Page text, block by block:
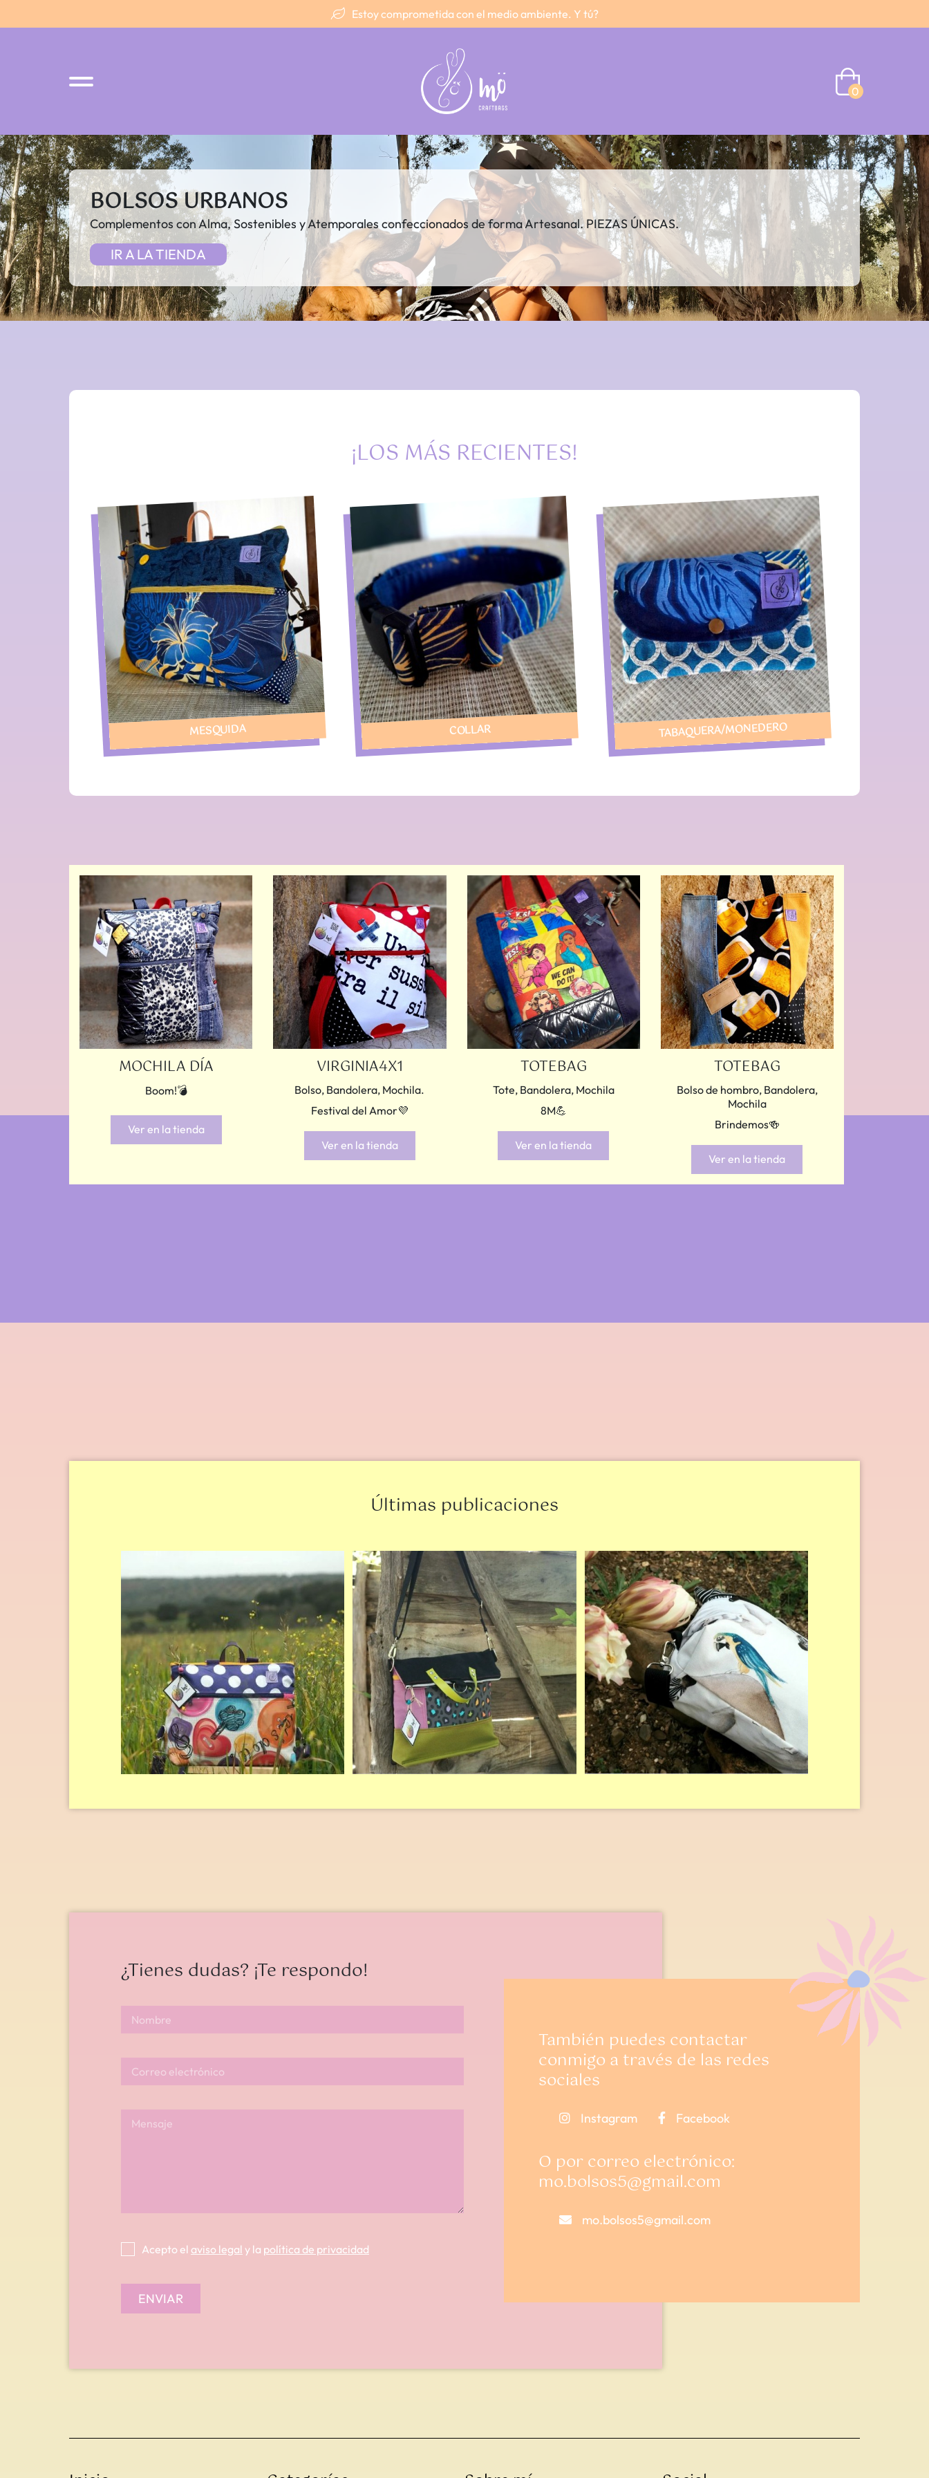
Estoy comprometida con el medio ambiente. Y tú?
0
BOLSOS URBANOS
Complementos con Alma, Sostenibles y Atemporales confeccionados de forma Artesanal. PIEZAS ÚNICAS.
IR A LA TIENDA
¡LOS MÁS RECIENTES!
MESQUIDA COLLAR TABAQUERA/MONEDERO
MOCHILA DÍA
Boom!💣
Ver en la tienda
VIRGINIA4X1
Bolso, Bandolera, Mochila.
Festival del Amor💜
Ver en la tienda
TOTEBAG
Tote, Bandolera, Mochila
8M💪
Ver en la tienda
TOTEBAG
Bolso de hombro, Bandolera,
Mochila
Brindemos🍻
Ver en la tienda
Últimas publicaciones
¿Tienes dudas? ¡Te respondo!
Acepto el aviso legal y la política de privacidad
ENVIAR
También puedes contactar
conmigo a través de las redes
sociales
Instagram Facebook
O por correo electrónico:
mo.bolsos5@gmail.com
mo.bolsos5@gmail.com